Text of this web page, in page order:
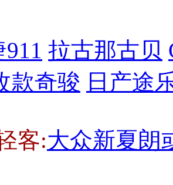
拉古那古贝
款奇骏 日产途
客:大众新夏朗